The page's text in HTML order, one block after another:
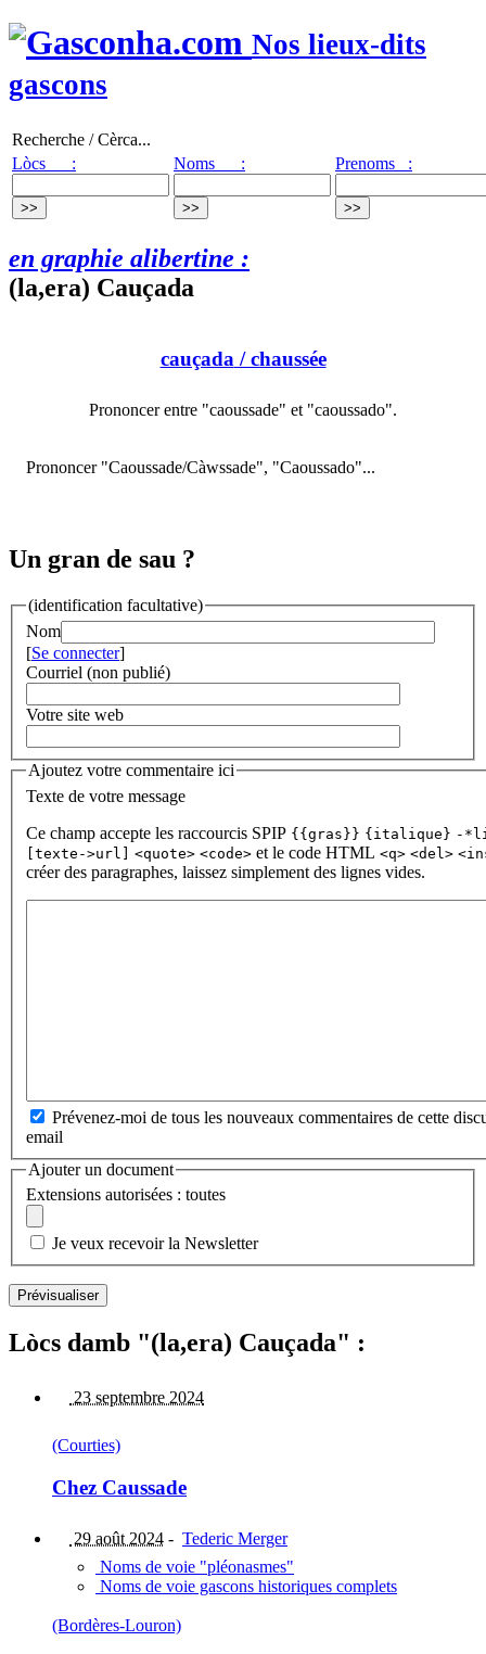
Nos lieux-dits
gascons
Recherche / Cèrca...
Lòcs :
Noms : Prenoms :
en graphie alibertine :
(la,era) Cauçada
cauçada/ chaussée
Prononcer entre "caoussade" et "caoussado".
Prononcer "Caoussade/Càwssade", "Caoussado"...
Un gran de sau ?
(identification facultative)
Nom
[Se connecter]
Courriel (non publié)
Votre site web
Ajoutez votre commentaire ici
Texte de votre message
Ce champ accepte les raccourcis SPIP {{gras}} {italique} -
[texte->url] <quote> <code> et le code HTML <q> <del>
créer des paragraphes, laissez simplement des lignes vides.
Prévenez-moi de tous les nouveaux commentaires de cette
email
Ajouter un document
Extensions autorisées : toutes
Je veux recevoir la Newsletter
Lòcs damb "(la,era) Cauçada" :
23 septembre 2024
(Courties)
Chez Caussade
29 août 2024 - Tederic Merger
Noms de voie "pléonasmes"
Noms de voie gascons historiques complets
(Bordères-Louron)